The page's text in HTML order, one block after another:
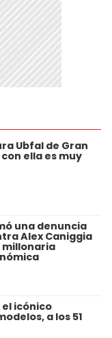
Ubfal de Gran
ella es muy
una denuncia
Alex Caniggia
millonaria
el icónico
a los 51